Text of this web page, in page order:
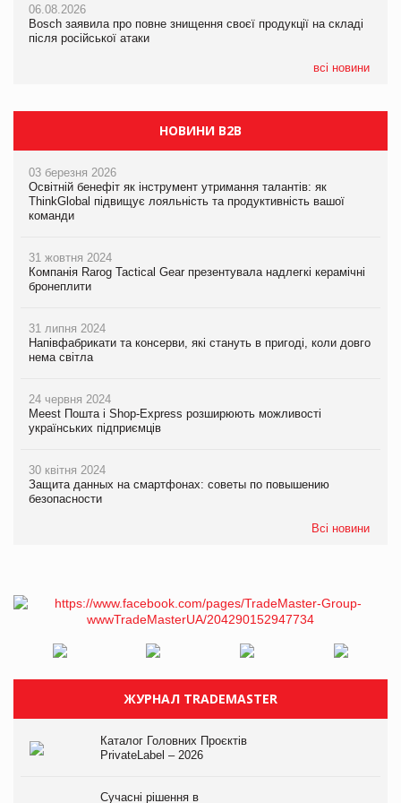
06.08.2026
Bosch заявила про повне знищення своєї продукції на складі
після російської атаки
всі новини
новинки від ТМ ТОКЕРИ
Сергій Лісунов про заморожені хлібобулочні вироби на
06.08.2026
Bosch заявила про повне знищення своєї продукції на складі
після російської атаки
НОВИНИ B2B
03 березня 2026
Освітній бенефіт як інструмент утримання талантів: як
ThinkGlobal підвищує лояльність та продуктивність вашої
команди
31 жовтня 2024
Компанія Rarog Tactical Gear презентувала надлегкі керамічні
бронеплити
31 липня 2024
Напівфабрикати та консерви, які стануть в пригоді, коли довго
нема світла
24 червня 2024
Meest Пошта і Shop-Express розширюють можливості
українських підприємців
30 квітня 2024
Защита данных на смартфонах: советы по повышению
безопасности
Всі новини
ЖУРНАЛ TRADEMASTER
Каталог Головних Проєктів
PrivateLabel – 2026
Сучасні рішення в